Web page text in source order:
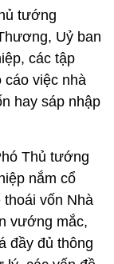
tướng
Uỷ ban
các tập
cáo việc nhà
hay sáp nhập
Thủ tướng
nắm cổ
vốn Nhà
vướng mắc,
đầy đủ thông